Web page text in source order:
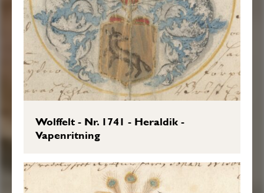
Wolffelt - Nr. 1741 - Heraldik -
Vapenritning